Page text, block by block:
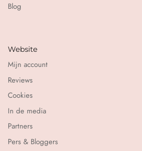
Blog
Website
Mijn account
Reviews
Cookies
In de media
Partners
Pers & Bloggers